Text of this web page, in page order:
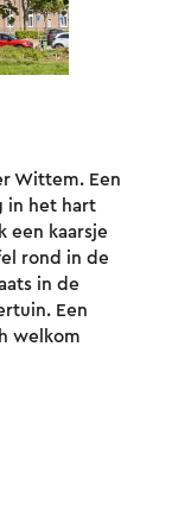
Wittem. Een
in het hart
een kaarsje
rond in de
in de
Een
welkom